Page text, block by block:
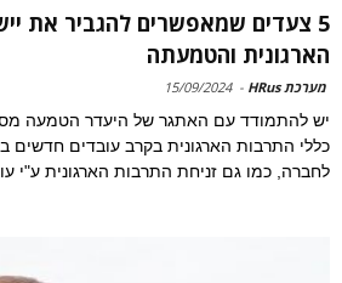
5 צעדים שמאפשרים להגביר את
הארגונית והטמעתה
מערכת HRus -
15/09/2024
יש להתמודד עם האתגר של היעדר הטמעה
כללי התרבות הארגונית בקרב עובדים
לחברה, כמו גם זניחת התרבות הארגונית ע"י